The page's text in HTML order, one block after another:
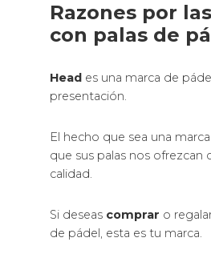
Razones por
con palas de
Head es una marca de
presentación.
El hecho que sea una
que sus palas nos ofrezcan
calidad.
Si deseas comprar o
de pádel, esta es tu marca.